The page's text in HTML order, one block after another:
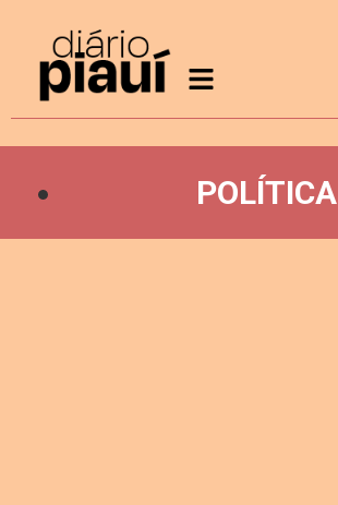
POLÍTICA